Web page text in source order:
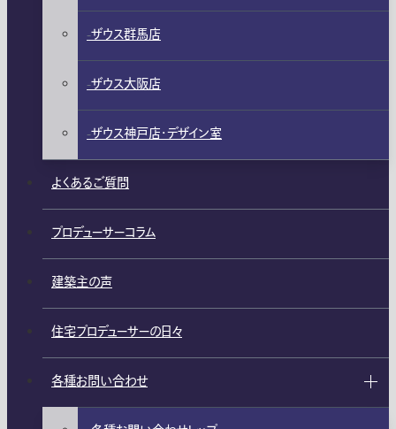
ザウス群馬店
ザウス大阪店
ザウス神戸店・デザイン室
よくあるご質問
プロデューサーコラム
建築主の声
住宅プロデューサーの日々
各種お問い合わせ